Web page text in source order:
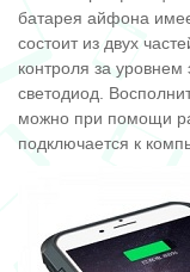
батарея айфона
состоит из двух
контроля за уровнем
светодиод.
можно при помощи
подключается к